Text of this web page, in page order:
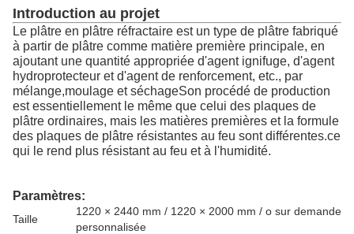
Introduction au projet
Le plâtre en plâtre réfractaire est un type de plâtre fabriqué
à partir de plâtre comme matière première principale, en
ajoutant une quantité appropriée d'agent ignifuge, d'agent
hydroprotecteur et d'agent de renforcement, etc., par
mélange,moulage et séchageSon procédé de production
est essentiellement le même que celui des plaques de
plâtre ordinaires, mais les matières premières et la formule
des plaques de plâtre résistantes au feu sont différentes.ce
qui le rend plus résistant au feu et à l'humidité.
Paramètres:
Taille
1220 × 2440 mm / 1220 × 2000 mm / o sur demande
personnalisée